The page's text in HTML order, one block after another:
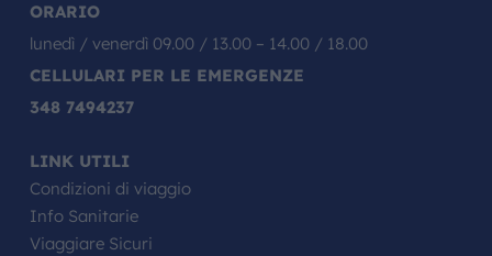
ORARIO
lunedì / venerdì 09.00 / 13.00 – 14.00 / 18.00
CELLULARI PER LE EMERGENZE
348 7494237
LINK UTILI
Condizioni di viaggio
Info Sanitarie
Viaggiare Sicuri